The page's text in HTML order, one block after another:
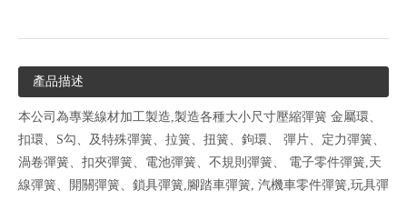
產品描述
本公司為專業線材加工製造,製造各種大小尺寸壓縮彈簧 金屬環、
扣環、S勾、及特殊彈簧、拉簧、扭簧、鉤環、 彈片、定力彈簧、
渦卷彈簧、扣夾彈簧、電池彈簧、不規則彈簧、 電子零件彈簧,天
線彈簧、開關彈簧、鎖具彈簧,腳踏車彈簧, 汽機車零件彈簧,玩具彈